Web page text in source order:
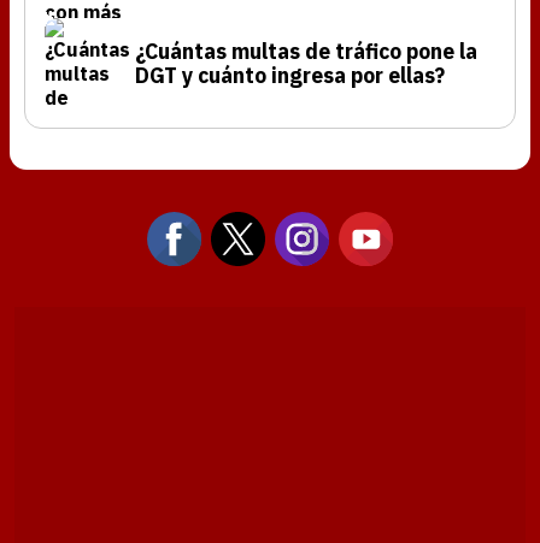
¿Cuántas multas de tráfico pone la
DGT y cuánto ingresa por ellas?